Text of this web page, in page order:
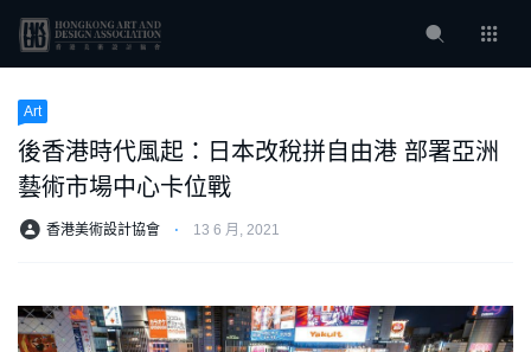
Art
後香港時代風起：日本改稅拼自由港 部署亞洲
藝術市場中心卡位戰
香港美術設計協會 ⋅ 13 6 月, 2021